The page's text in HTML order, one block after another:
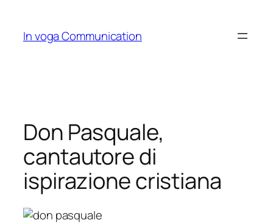
content
In voga Communication
Don Pasquale,
cantautore di
ispirazione cristiana